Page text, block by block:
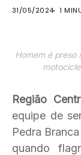
31/05/2024 1
Homem é preso
Região
equipe de
Pedra
quando